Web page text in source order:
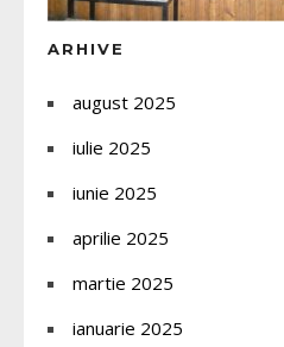
ARHIVE
august 2025
iulie 2025
iunie 2025
aprilie 2025
martie 2025
ianuarie 2025